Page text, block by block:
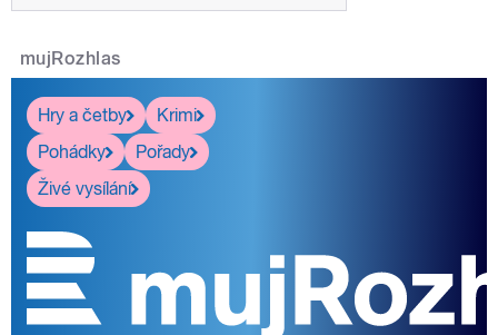
mujRozhlas
Hry a četby
Krimi
Pohádky
Pořady
Živé vysílání